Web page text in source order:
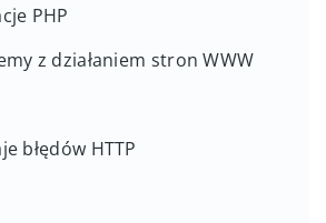
PHP
z działaniem stron WWW
błędów HTTP